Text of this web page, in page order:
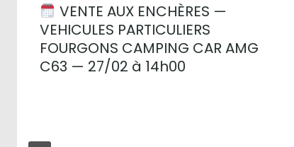
VENTE AUX ENCHÈRES —
VEHICULES PARTICULIERS
FOURGONS CAMPING CAR AMG
C63 — 27/02 à 14h00